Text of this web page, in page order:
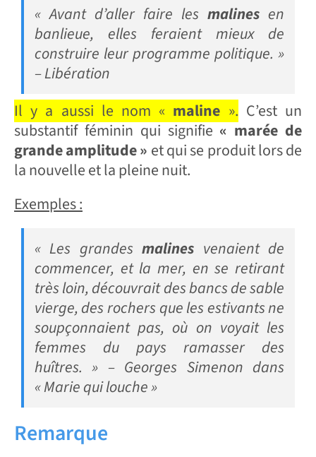
« Avant d’aller faire lesmalines en
banlieue, elles feraient mieux de
construire leur programme politique. »
– Libération
Il y a aussi le nom « maline ». C’est un
substantif féminin qui signifie « marée de
grande amplitude » et qui se produit lors de
la nouvelle et la pleine nuit.
Exemples :
« Les grandesmalines venaient de
commencer, et la mer, en se retirant
très loin, découvrait des bancs de sable
vierge, des rochers que les estivants ne
soupçonnaient pas, où on voyait les
femmes du pays ramasser des
huîtres. » – Georges Simenon dans
« Marie qui louche »
Remarque